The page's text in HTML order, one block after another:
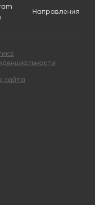
Направления
сайта